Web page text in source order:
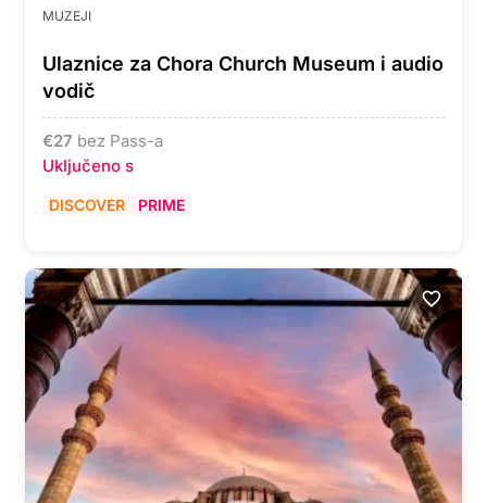
MUZEJI
Ulaznice za Chora Church Museum i audio
vodič
€27 bez Pass-a
Uključeno s
DISCOVER PRIME